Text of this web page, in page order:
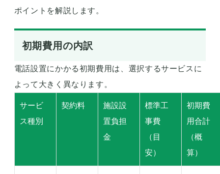
ポイントを解説します。
初期費用の内訳
電話設置にかかる初期費用は、選択するサービスに
よって大きく異なります。
サービ
ス種別
契約料
施設設
置負担
金
標準工
事費
（目
安）
初期費
用合計
（概
算）